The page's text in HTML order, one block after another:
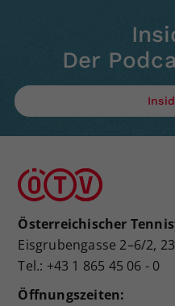
Der
Österreichischer
Eisgrubengasse 2–6/2,
Tel.: +43 1 865 45 06 - 0
Öffnungszeiten: